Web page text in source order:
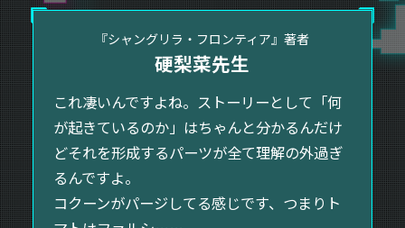
『シャングリラ・フロンティア』著者
硬梨菜先生
これ凄いんですよね。ストーリーとして「何
が起きているのか」はちゃんと分かるんだけ
どそれを形成するパーツが全て理解の外過ぎ
るんですよ。
コクーンがパージしてる感じです、つまりト